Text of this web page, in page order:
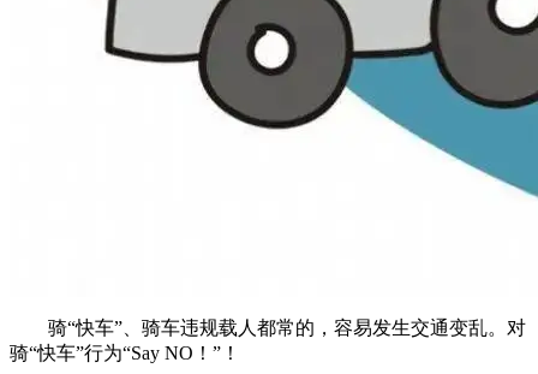
骑“快车”、骑车违规载人都常的，容易发生交通变乱。对
骑“快车”行为“Say NO！”！